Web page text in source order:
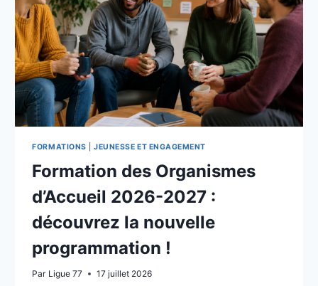
FORMATIONS |JEUNESSE ET ENGAGEMENT
Formation des Organismes
d’Accueil 2026-2027 :
découvrez la nouvelle
programmation !
Par Ligue 77 17 juillet 2026